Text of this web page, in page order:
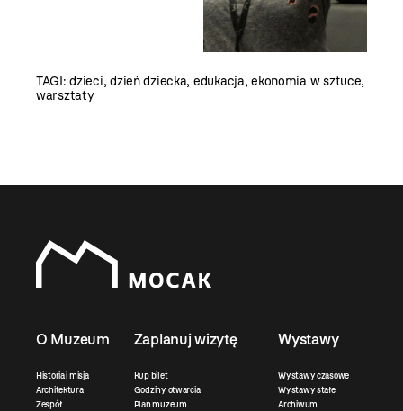
TAGI:dzieci,dzień dziecka, edukacja,ekonomia w sztuce,
warsztaty
O Muzeum
Historia i misja
Architektura
Zespół
Zaplanuj wizytę
Kup bilet
Godziny otwarcia
Plan muzeum
Wystawy
Wystawy czasowe
Wystawy stałe
Archiwum